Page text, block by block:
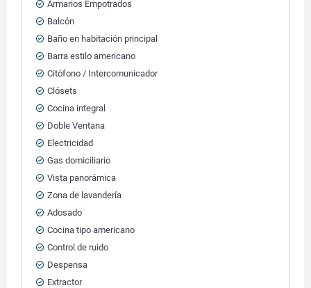
Armarios Empotrados
Balcón
Baño en habitación principal
Barra estilo americano
Citófono / Intercomunicador
Clósets
Cocina integral
Doble Ventana
Electricidad
Gas domiciliario
Vista panorámica
Zona de lavandería
Adosado
Cocina tipo americano
Control de ruido
Despensa
Extractor